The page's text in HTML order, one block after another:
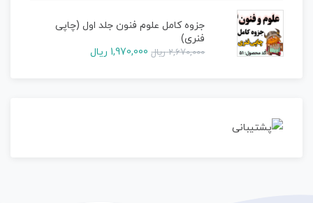
جزوه کامل علوم فنون جلد اول (چاپی
فنری)
2,670,000 ریال 1,970,000 ریال